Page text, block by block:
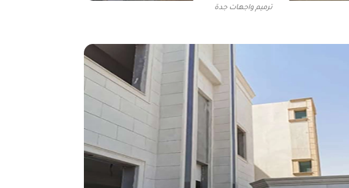
ترميم واجهات جدة